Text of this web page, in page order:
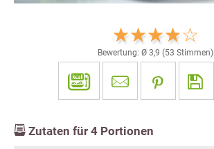
Bewertung: Ø 3,9 (53 Stimmen)
Zutaten für 4 Portionen